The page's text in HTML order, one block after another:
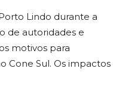
Lindo durante a
de autoridades e
motivos para
Cone Sul. Os impactos